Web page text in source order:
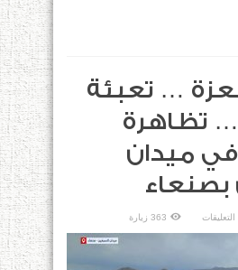
… تعبئة
تظاهرة
ميدان
بصنعاء
التعليقات
غزة
363 زيارة